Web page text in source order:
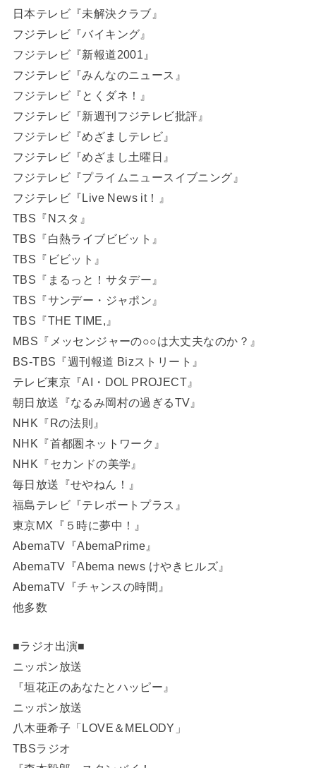
日本テレビ『未解決クラブ』
フジテレビ『バイキング』
フジテレビ『新報道2001』
フジテレビ『みんなのニュース』
フジテレビ『とくダネ！』
フジテレビ『新週刊フジテレビ批評』
フジテレビ『めざましテレビ』
フジテレビ『めざまし土曜日』
フジテレビ『プライムニュースイブニング』
フジテレビ『Live News it！』
TBS『Nスタ』
TBS『白熱ライブビビット』
TBS『ビビット』
TBS『まるっと！サタデー』
TBS『サンデー・ジャポン』
TBS『THE TIME,』
MBS『メッセンジャーの○○は大丈夫なのか？』
BS-TBS『週刊報道 Bizストリート』
テレビ東京『AI・DOL PROJECT』
朝日放送『なるみ岡村の過ぎるTV』
NHK『Rの法則』
NHK『首都圏ネットワーク』
NHK『セカンドの美学』
毎日放送『せやねん！』
福島テレビ『テレポートプラス』
東京MX『５時に夢中！』
AbemaTV『AbemaPrime』
AbemaTV『Abema news けやきヒルズ』
AbemaTV『チャンスの時間』
他多数
■ラジオ出演■
ニッポン放送
『垣花正のあなたとハッピー』
ニッポン放送
八木亜希子「LOVE＆MELODY」
TBSラジオ